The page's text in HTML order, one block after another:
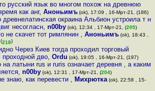
русский язык во многом похож на древнюю
как анг,Аноньимъ (ok), 17:09 , 16-Мрт-21, (186)
древнелатинская окраина Альбион устроила т н
несогласн, n00by(ok), 12:34 , 17-Мрт-21, (205)
не скачет тот римлянин , Аноньимъ(ok), 18:43 ,
218)
Через Киев тогда проходил торговый
дво,Ordu (ok), 19:05 , 16-Мрт-21, (197)
на латыни rus и ruris означает деревня , а каким
, n00by(ok), 12:31 , 17-Мрт-21, (204)
знаю, как перевести , Михрютка(ok), 22:58 , 15-